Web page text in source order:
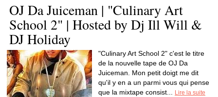
OJ Da Juiceman | "Culinary Art
School 2" | Hosted by Dj Ill Will &
DJ Holiday
"Culinary Art School 2" c'est le titre
de la nouvelle tape de OJ Da
Juiceman. Mon petit doigt me dit
qu'il y en a un parmi vous qui pense
que la mixtape consist...
Lire la suite